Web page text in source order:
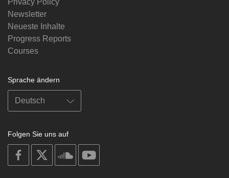
Newsletter
Neueste Inhalte
Progress Reports
Courses
Sprache ändern
Folgen Sie uns auf
on
facebook
soundcloud